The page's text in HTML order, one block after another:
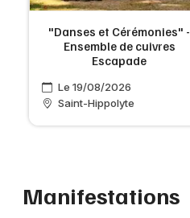
"Danses et Cérémonies" -
Ensemble de cuivres
Escapade
Le 19/08/2026
Saint-Hippolyte
Manifestations